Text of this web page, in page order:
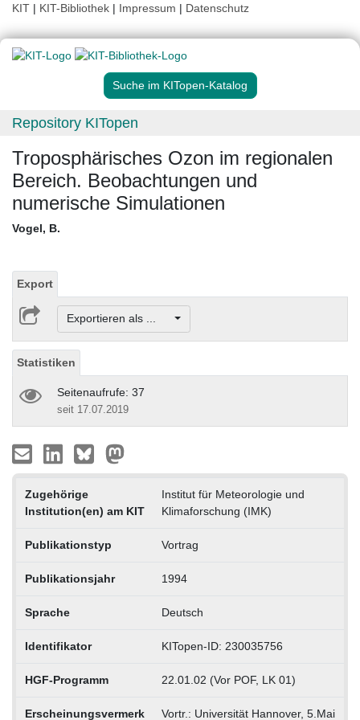
KIT | KIT-Bibliothek | Impressum | Datenschutz
Suche im KITopen-Katalog
Repository KITopen
Troposphärisches Ozon im regionalen
Bereich. Beobachtungen und
numerische Simulationen
Vogel, B.
Export
Exportieren als ...
Statistiken
Seitenaufrufe: 37
seit 17.07.2019
Zugehörige
Institution(en) am KIT
Institut für Meteorologie und
Klimaforschung (IMK)
Publikationstyp Vortrag
Publikationsjahr 1994
Sprache Deutsch
Identifikator KITopen-ID: 230035756
HGF-Programm 22.01.02 (Vor POF, LK 01)
Erscheinungsvermerk Vortr.: Universität Hannover, 5.Mai